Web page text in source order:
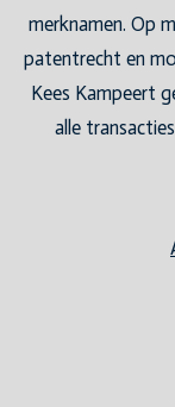
merknamen. Op
patentrecht en
Kees Kampeert
alle